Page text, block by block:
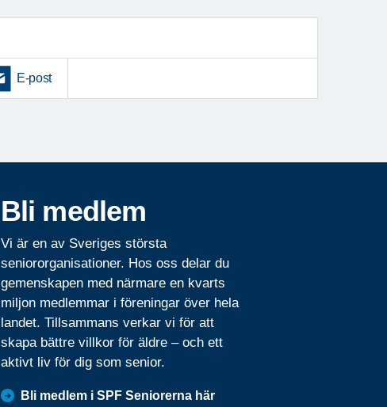
E-post
Bli medlem
Vi är en av Sveriges största
seniororganisationer. Hos oss delar du
gemenskapen med närmare en kvarts
miljon medlemmar i föreningar över hela
landet. Tillsammans verkar vi för att
skapa bättre villkor för äldre – och ett
aktivt liv för dig som senior.
Bli medlem i SPF Seniorerna här